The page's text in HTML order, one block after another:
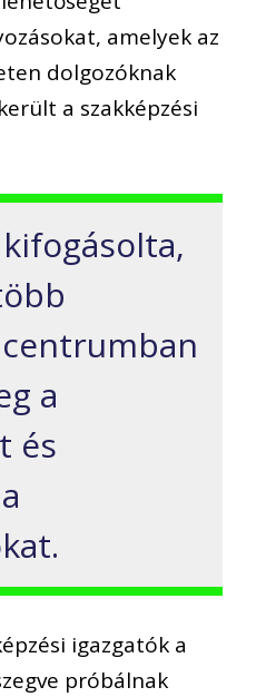
amelyek az
dolgozóknak
a szakképzési
a
és
igazgatók a
próbálnak